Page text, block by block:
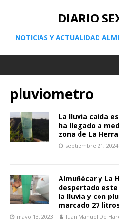
DIARIO
NOTICIAS Y ACTUALIDAD
pluviometro
La lluvia caída
ha llegado a
zona de La
septiembre 21, 2024
Almuñécar y La
despertado este
la lluvia y con
marcado 27
mayo 13, 2023 Juan Manuel De